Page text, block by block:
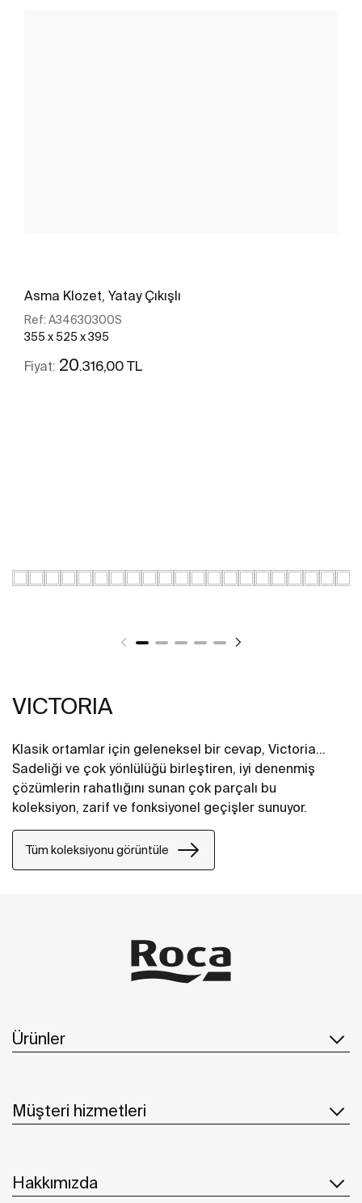
Asma Klozet, Yatay Çıkışlı
Ref: A34630300S
355 x 525 x 395
Fiyat: 20.316,00 TL
VICTORIA
Klasik ortamlar için geleneksel bir cevap, Victoria...
Sadeliği ve çok yönlülüğü birleştiren, iyi denenmiş
çözümlerin rahatlığını sunan çok parçalı bu
koleksiyon, zarif ve fonksiyonel geçişler sunuyor.
Tüm koleksiyonu görüntüle
Ürünler
Müşteri hizmetleri
Hakkımızda